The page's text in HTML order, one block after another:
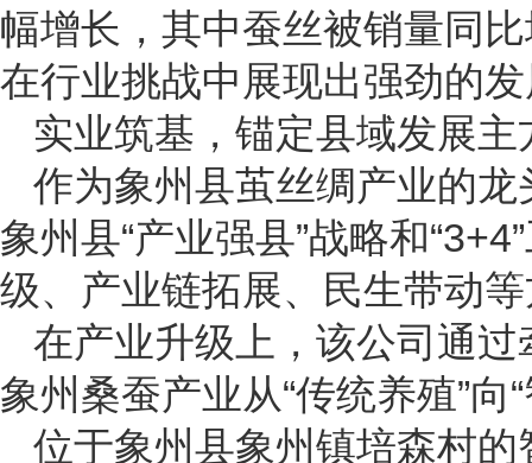
幅增长，其中蚕丝被销量同
在行业挑战中展现出强劲的
实业筑基，锚定县域发展主
作为象州县茧丝绸产业的
象州县“产业强县”战略和
级、产业链拓展、民生带动
在产业升级上，该公司通
象州桑蚕产业从“传统养殖”向
位于象州县象州镇培森村